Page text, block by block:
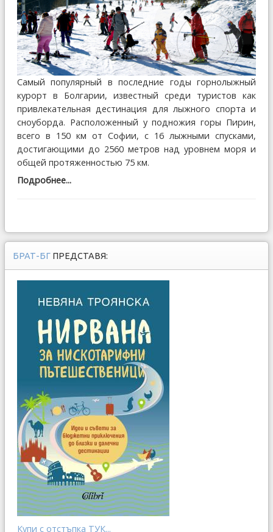
Самый популярный в последние годы горнолыжный
курорт в Болгарии, известный среди туристов как
привлекательная дестинация для лыжного спорта и
сноуборда. Расположенный у подножия горы Пирин,
всего в 150 км от Софии, с 16 лыжными спусками,
достигающими до 2560 метров над уровнем моря и
общей протяженностью 75 км.
Подробнее...
БРАТ-БГ ПРЕДСТАВЯ:
Купи с отстъпка ТУК...